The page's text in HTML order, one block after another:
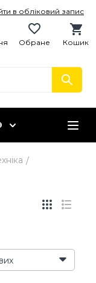
в обліковий запис
Кошик
Обране